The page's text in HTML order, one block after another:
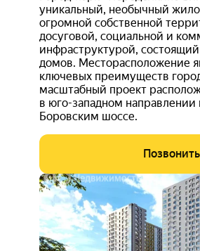
уникальный, необычный
огромной собственной
досуговой, социальной и
инфраструктурой,
домов. Месторасположение
ключевых преимуществ
масштабный проект
в юго-западном
Боровским шоссе.
Позвонить